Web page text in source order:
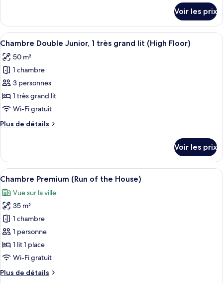
le
type
de
Suite
Junior
Voir les prix
Afficher
toutes
les
photos
pour
ce
type
chambre :
Junior,
1
très
grand
lit
(High
Floor)
Une chambre d’hôtel moderne
6
Chambre Double Junior, 1 très grand lit (High Floor)
50 m²
1 chambre
3 personnes
1 très grand lit
Wi-Fi gratuit
Plus de détails
Plus
le
type
de
Chambre
Double
Junior,
très
grand
lit
(High
Voir les prix
Afficher
toutes
les
photos
pour
ce
type
de
chambre :
Chambre
Une chambre d’hôtel moderne
6
Chambre Premium (Run of the House)
Vue sur la ville
35 m²
1 chambre
1 personne
1 lit 1 place
Wi-Fi gratuit
Plus de détails
Plus